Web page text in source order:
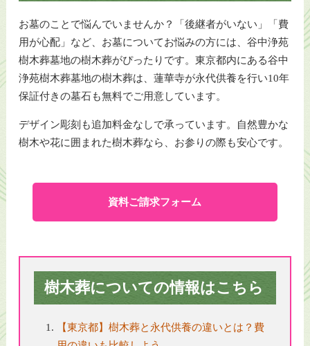
お墓のことで悩んでいませんか？「後継者がいない」「費
用が心配」など、お墓についてお悩みの方には、谷中浄苑
樹木葬墓地の樹木葬がぴったりです。東京都内にある谷中
浄苑樹木葬墓地の樹木葬は、蓮華寺が永代供養を行い10年
保証付きの墓石も無料でご用意しています。
デザイン彫刻も追加料金なしで承っています。自然豊かな
樹木や花に囲まれた樹木葬なら、お参りの際も安心です。
資料ご請求フォーム
樹木葬についての情報はこちら
【東京都】樹木葬と永代供養の違いとは？費